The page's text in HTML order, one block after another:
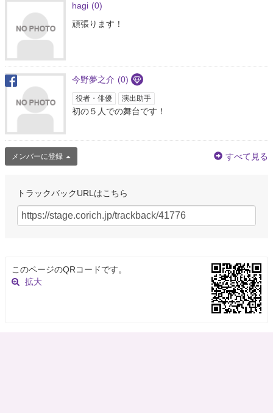
hagi (0)
頑張ります！
今野夢之介 (0)
役者・俳優 演出助手
初の５人での舞台です！
メンバーに登録 すべて見る
トラックバックURLはこちら
このページのQRコードです。
拡大